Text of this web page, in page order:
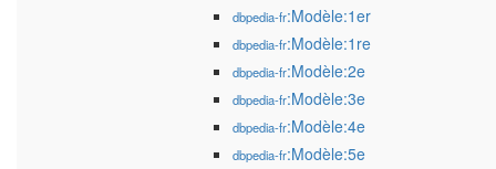
dbpedia-fr:Modèle:1er
dbpedia-fr:Modèle:1re
dbpedia-fr:Modèle:2e
dbpedia-fr:Modèle:3e
dbpedia-fr:Modèle:4e
dbpedia-fr:Modèle:5e